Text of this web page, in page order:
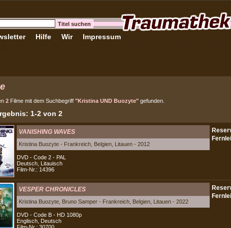
Hilfe Wir Impressum
2 Filme mit dem Suchbegriff "Kristina UND Buozyte" gefunden.
1-2 von 2
VANISHING WAVES
Kristina Buozyte - Frankreich, Belgien, Litauen - 2012
DVD - Code 2 - PAL
Deutsch, Litauisch
Film-Nr.: 14396
VESPER CHRONICLES
Kristina Buozyte, Bruno Samper - Frankreich, Belgien, Litauen - 2022
DVD - Code B - HD 1080p
Englisch, Deutsch